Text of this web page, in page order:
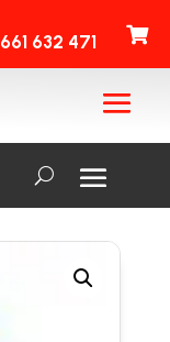
661 632 471 